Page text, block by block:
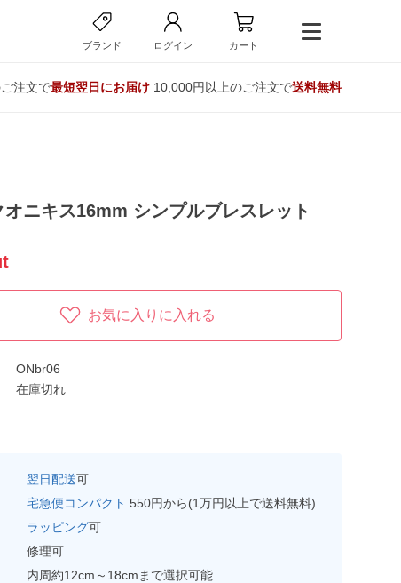
ブランド ログイン カート
注文で最短翌日にお届け10,000円以上のご注文で送料無料
オニキス16mm シンプルブレスレット
お気に入りに入れる
ONbr06
在庫切れ
翌日配送可
宅急便コンパクト 550円から(1万円以上で送料無料)
ラッピング可
修理可
内周約12cm～18cmまで選択可能